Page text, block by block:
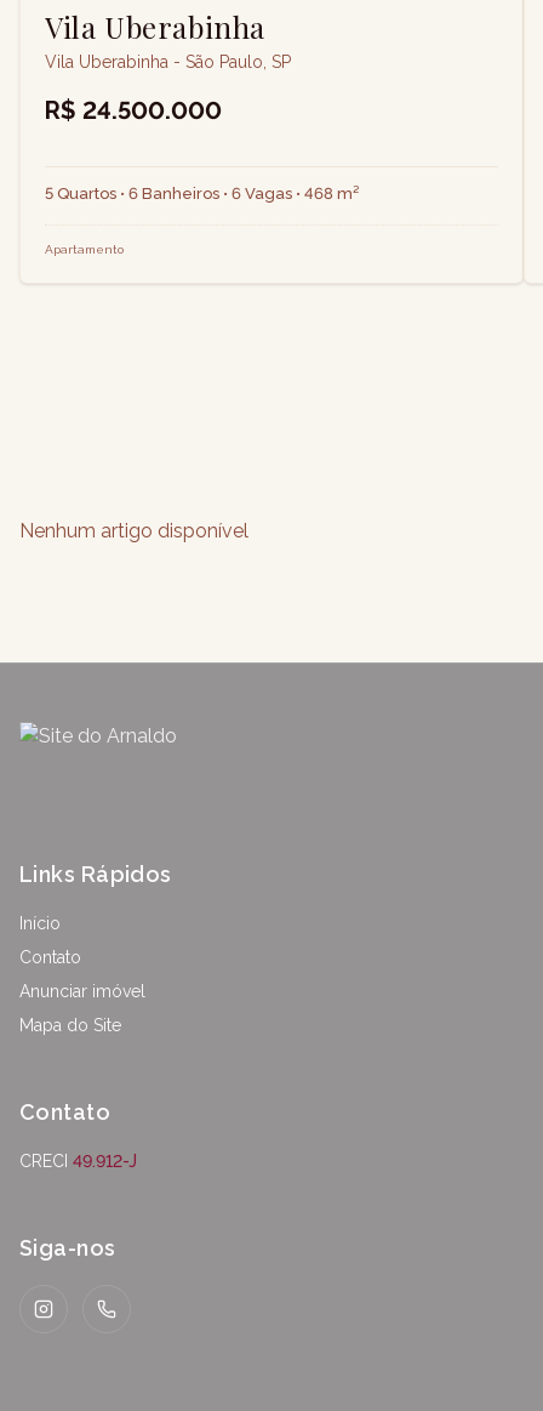
Vila Uberabinha
Vila Uberabinha - São Paulo, SP
R$ 24.500.000
5 Quartos • 6 Banheiros • 6 Vagas • 468 m²
Apartamento
Nenhum artigo disponível
Links Rápidos
Início
Contato
Anunciar imóvel
Mapa do Site
Contato
CRECI 49.912-J
Siga-nos
InstagramWhatsApp